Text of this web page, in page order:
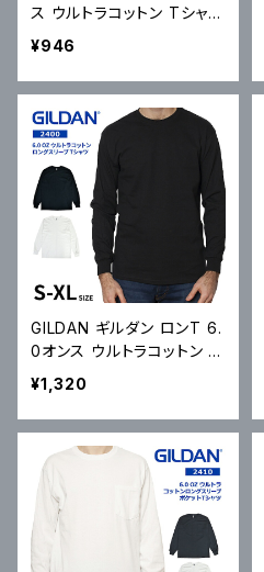
ス ウルトラコットン Tシャツ
Ultra Cotton 6.0 oz Sho
無地Tシャツ S-2XL メール
¥946
GILDAN ギルダン ロンT 6.
0オンス ウルトラコットン ロ
ングスリーブ Tシャツ Ultra
Cotton 6.0 oz Long Sle
eve T-Shirt 2400 長袖
カットソー メール便対応可
¥1,320